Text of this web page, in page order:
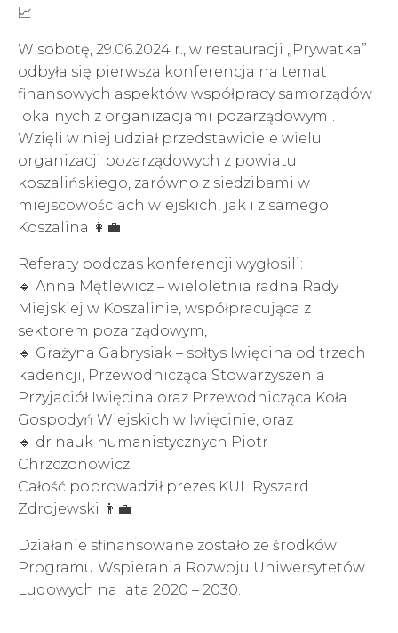
📈
W sobotę, 29.06.2024 r., w restauracji „Prywatka”
odbyła się pierwsza konferencja na temat
finansowych aspektów współpracy samorządów
lokalnych z organizacjami pozarządowymi.
Wzięli w niej udział przedstawiciele wielu
organizacji pozarządowych z powiatu
koszalińskiego, zarówno z siedzibami w
miejscowościach wiejskich, jak i z samego
Koszalina 👩‍💼
Referaty podczas konferencji wygłosili:
🔹 Anna Mętlewicz – wieloletnia radna Rady
Miejskiej w Koszalinie, współpracująca z
sektorem pozarządowym,
🔹 Grażyna Gabrysiak – sołtys Iwięcina od trzech
kadencji, Przewodnicząca Stowarzyszenia
Przyjaciół Iwięcina oraz Przewodnicząca Koła
Gospodyń Wiejskich w Iwięcinie, oraz
🔹 dr nauk humanistycznych Piotr
Chrzczonowicz.
Całość poprowadził prezes KUL Ryszard
Zdrojewski 👨‍💼
Działanie sfinansowane zostało ze środków
Programu Wspierania Rozwoju Uniwersytetów
Ludowych na lata 2020 – 2030.